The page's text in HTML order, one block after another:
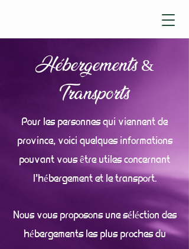
Hébergements &
Transports
Pour les personnes qui viennent de
province, voici quelques informations
pouvant vous être utiles concernant
l'hébergement et le transport.
Nous vous proposons une séléction des
hébergements les plus proches du